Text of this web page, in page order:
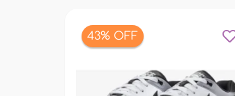
43% OFF